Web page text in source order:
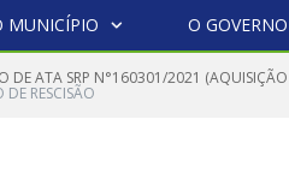
MUNICÍPIO O GOVERNO
DE ATA SRP N°160301/2021
DE RESCISÃO